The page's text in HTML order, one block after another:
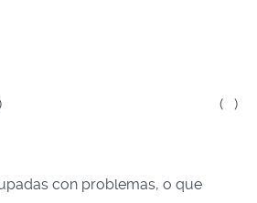
( )
con problemas, o que